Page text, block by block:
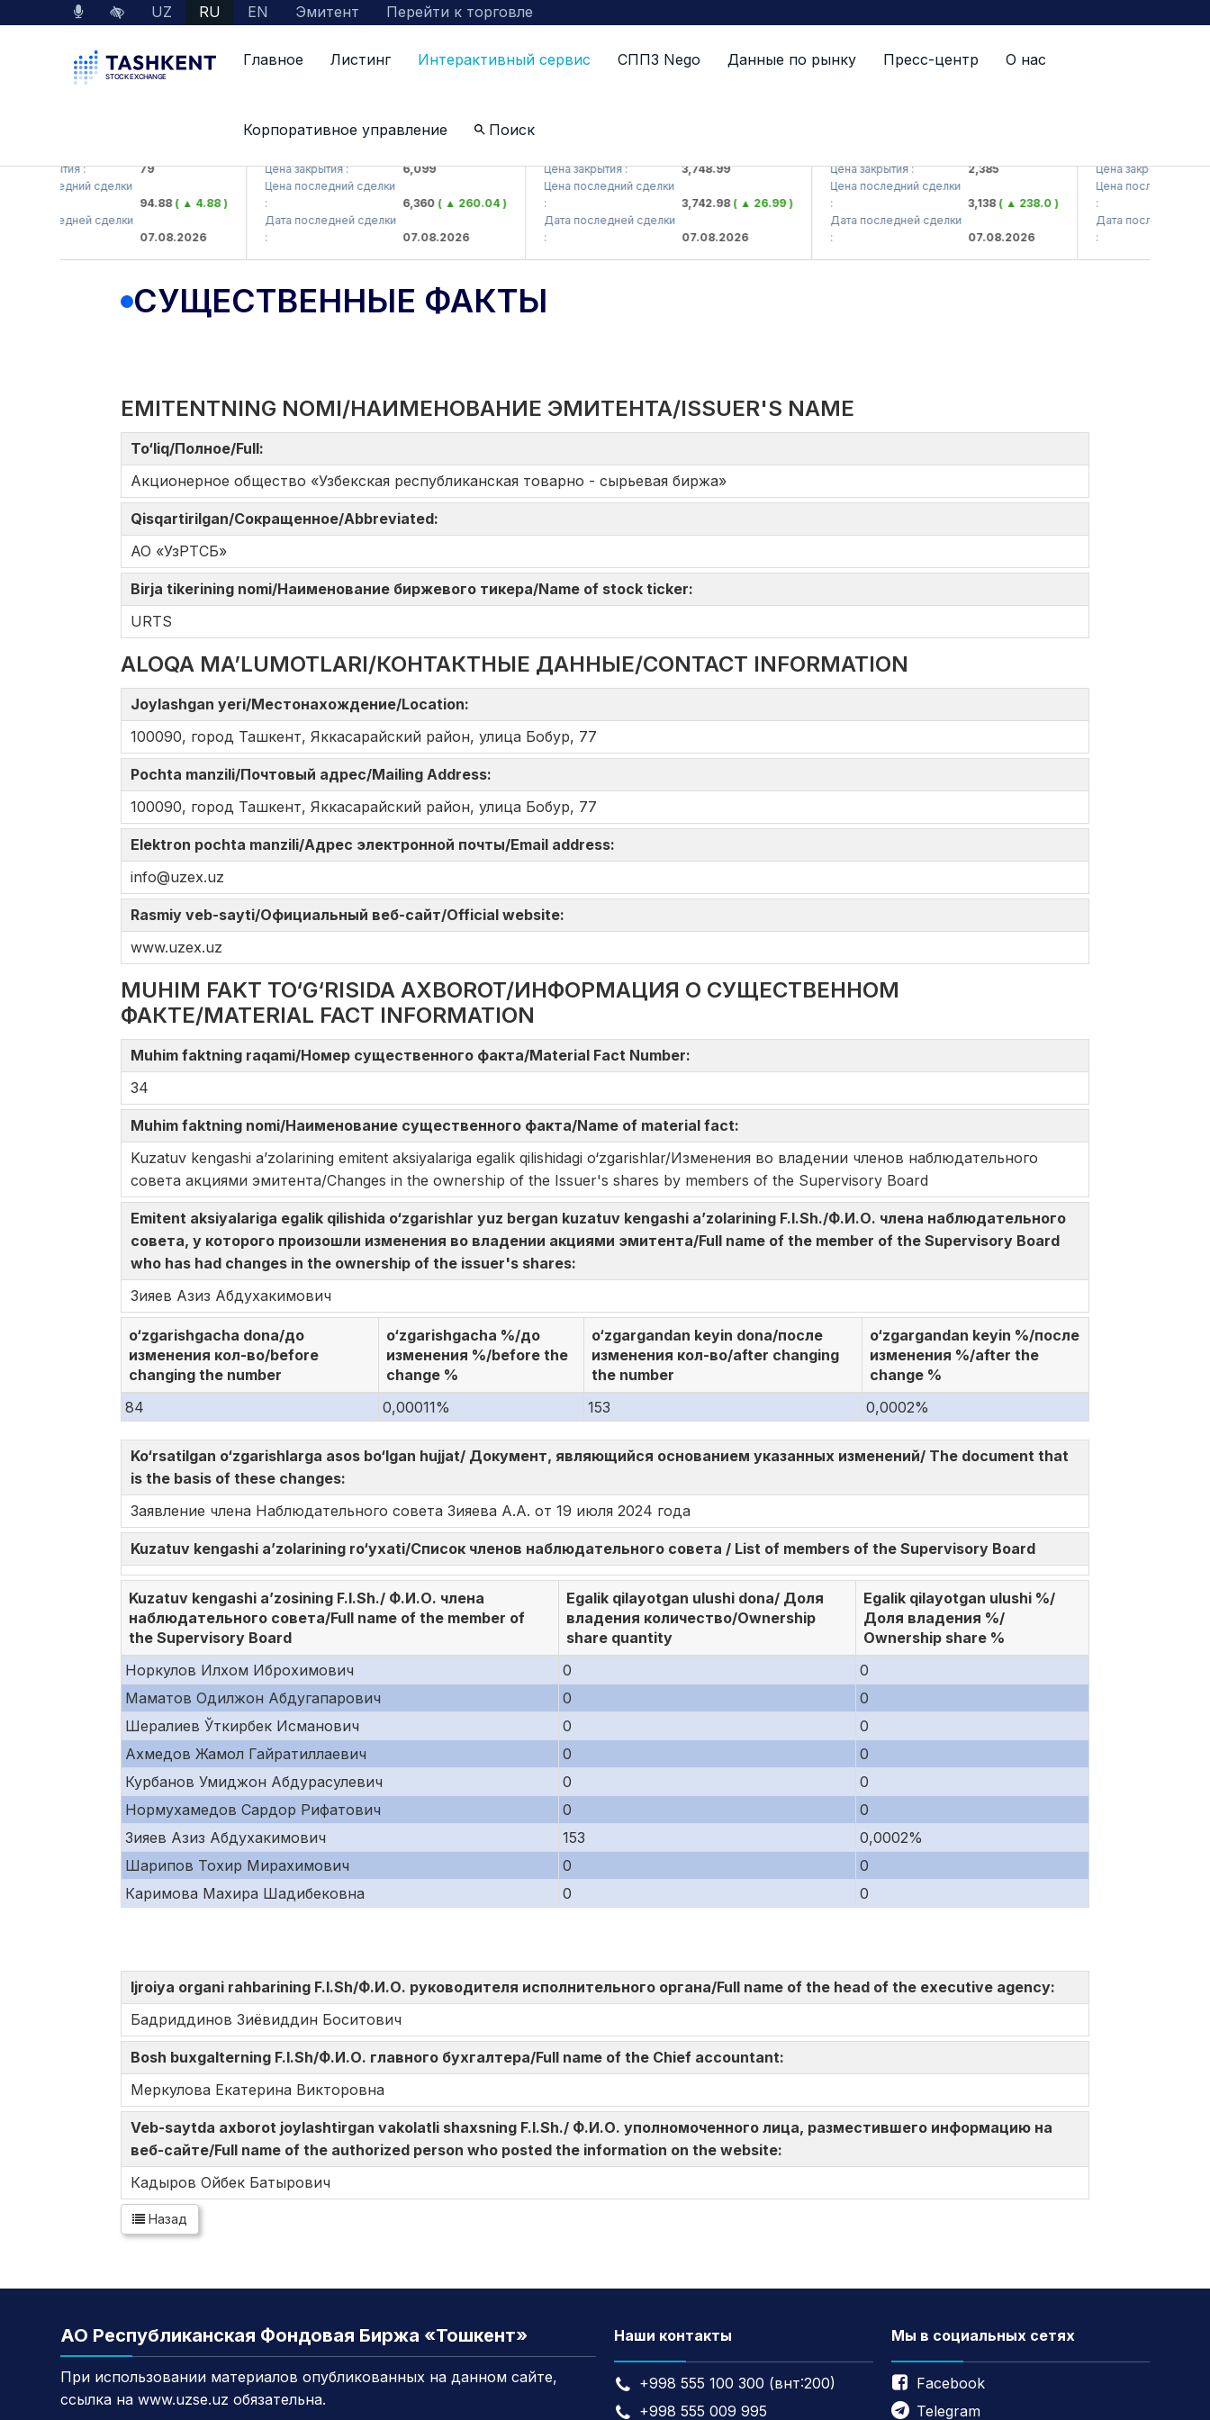
UZ RU EN Эмитент Перейти к торговле
Главное Листинг Интерактивный сервис СППЗ Nego Данные по рынку Пресс-центр О нас
Корпоративное управление Поиск
закрытия :
79
последний сделки
94.88( ▲ 4.88 )
последней сделки
07.08.2026
Цена закрытия :
6,099
Цена последний сделки
6,360( ▲ 260.04 )
Дата последней сделки
07.08.2026
Цена закрытия :
3,748.99
Цена последний сделки
3,742.98( ▲ 26.99 )
Дата последней сделки
07.08.2026
Цена закрытия :
2,385
Цена последний сделки
3,138( ▲ 238.0 )
Дата последней сделки
07.08.2026
Цена закрытия :
Цена последний сделки
Дата последней сделки
СУЩЕСТВЕННЫЕ ФАКТЫ
EMITENTNING NOMI/НАИМЕНОВАНИЕ ЭМИТЕНТА/ISSUER'S NAME
To‘liq/Полное/Full:
Акционерное общество «Узбекская республиканская товарно - сырьевая биржа»
Qisqartirilgan/Сокращенное/Abbreviated:
АО «УзРТСБ»
Birja tikerining nomi/Наименование биржевого тикера/Name of stock ticker:
URTS
ALOQA MA’LUMOTLARI/КОНТАКТНЫЕ ДАННЫЕ/CONTACT INFORMATION
Joylashgan yeri/Местонахождение/Location:
100090, город Ташкент, Яккасарайский район, улица Бобур, 77
Pochta manzili/Почтовый адрес/Mailing Address:
100090, город Ташкент, Яккасарайский район, улица Бобур, 77
Elektron pochta manzili/Адрес электронной почты/Email address:
info@uzex.uz
Rasmiy veb-sayti/Официальный веб-сайт/Official website:
www.uzex.uz
MUHIM FAKT TO‘G‘RISIDA AXBOROT/ИНФОРМАЦИЯ О СУЩЕСТВЕННОМ
ФАКТЕ/MATERIAL FACT INFORMATION
Muhim faktning raqami/Номер существенного факта/Material Fact Number:
34
Muhim faktning nomi/Наименование существенного факта/Name of material fact:
Kuzatuv kengashi a’zolarining emitent aksiyalariga egalik qilishidagi o‘zgarishlar/Изменения во владении членов наблюдательного
совета акциями эмитента/Changes in the ownership of the Issuer's shares by members of the Supervisory Board
Emitent aksiyalariga egalik qilishida o‘zgarishlar yuz bergan kuzatuv kengashi a’zolarining F.I.Sh./Ф.И.О. члена наблюдательного
совета, у которого произошли изменения во владении акциями эмитента/Full name of the member of the Supervisory Board
who has had changes in the ownership of the issuer's shares:
Зияев Азиз Абдухакимович
o‘zgarishgacha dona/до
изменения кол-во/before
changing the number
o‘zgarishgacha %/до
изменения %/before the
change %
o‘zgargandan keyin dona/после
изменения кол-во/after changing
the number
o‘zgargandan keyin %/после
изменения %/after the
change %
84
0,00011% 153 0,0002%
Ko‘rsatilgan o‘zgarishlarga asos bo‘lgan hujjat/ Документ, являющийся основанием указанных изменений/ The document that
is the basis of these changes:
Заявление члена Наблюдательного совета Зияева А.А. от 19 июля 2024 года
Kuzatuv kengashi a’zolarining ro‘yxati/Список членов наблюдательного совета / List of members of the Supervisory Board
Kuzatuv kengashi a’zosining F.I.Sh./ Ф.И.О. члена
наблюдательного совета/Full name of the member of
the Supervisory Board
Egalik qilayotgan ulushi dona/ Доля
владения количество/Ownership
share quantity
Egalik qilayotgan ulushi %/
Доля владения %/
Ownership share %
Норкулов Илхом Иброхимович
0
0
Маматов Одилжон Абдугапарович
0
0
Шералиев Ўткирбек Исманович
0
0
Ахмедов Жамол Гайратиллаевич
0
0
Курбанов Умиджон Абдурасулевич
0
0
Нормухамедов Сардор Рифатович
0
0
Зияев Азиз Абдухакимович
153
0,0002%
Шарипов Тохир Мирахимович
0
0
Каримова Махира Шадибековна
0 0
Ijroiya organi rahbarining F.I.Sh/Ф.И.О. руководителя исполнительного органа/Full name of the head of the executive agency:
Бадриддинов Зиёвиддин Боситович
Bosh buxgalterning F.I.Sh/Ф.И.О. главного бухгалтера/Full name of the Chief accountant:
Меркулова Екатерина Викторовна
Veb-saytda axborot joylashtirgan vakolatli shaxsning F.I.Sh./ Ф.И.О. уполномоченного лица, разместившего информацию на
веб-сайте/Full name of the authorized person who posted the information on the website:
Кадыров Ойбек Батырович
Назад
АО Республиканская Фондовая Биржа «Тошкент»
При использовании материалов опубликованных на данном сайте,
ссылка на www.uzse.uz обязательна.
Наши контакты
+998 555 100 300 (внт:200)
+998 555 009 995
Мы в социальных сетях
Facebook
Telegram